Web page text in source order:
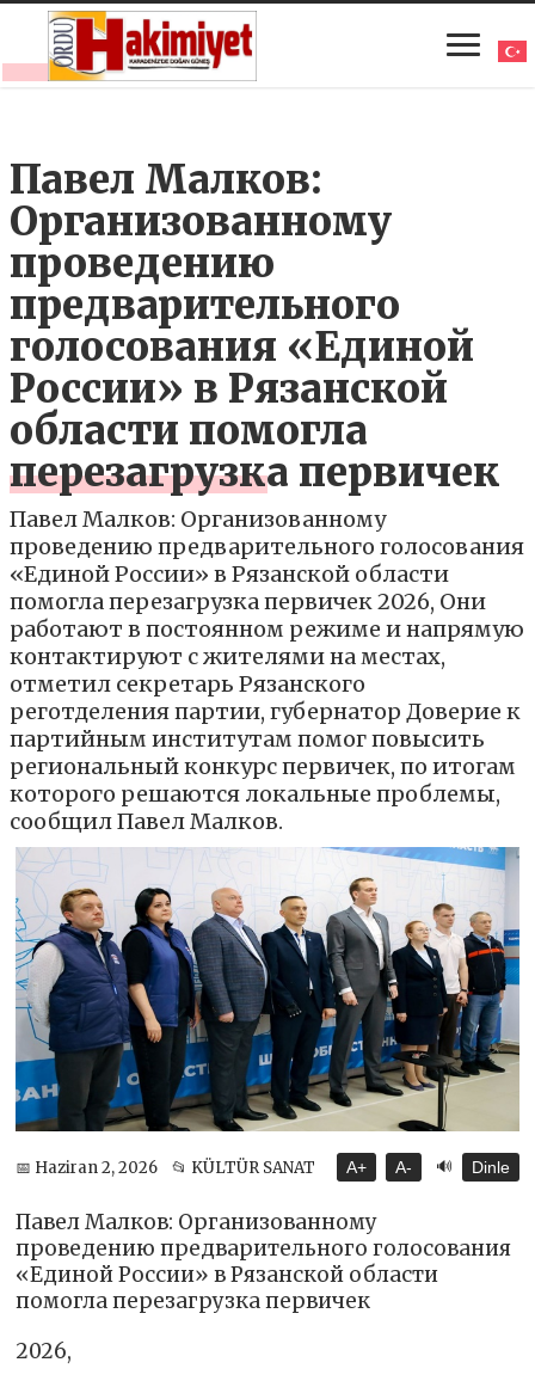
Павел Малков:
Организованному
проведению
предварительного
голосования «Единой
России» в Рязанской
области помогла
перезагрузка первичек
Павел Малков: Организованному
проведению предварительного голосования
«Единой России» в Рязанской области
помогла перезагрузка первичек 2026, Они
работают в постоянном режиме и напрямую
контактируют с жителями на местах,
отметил секретарь Рязанского
реготделения партии, губернатор Доверие к
партийным институтам помог повысить
региональный конкурс первичек, по итогам
которого решаются локальные проблемы,
сообщил Павел Малков.
📅 Haziran 2, 2026 📂 KÜLTÜR SANAT A+ A- 🔊 Dinle
Павел Малков: Организованному
проведению предварительного голосования
«Единой России» в Рязанской области
помогла перезагрузка первичек
2026,